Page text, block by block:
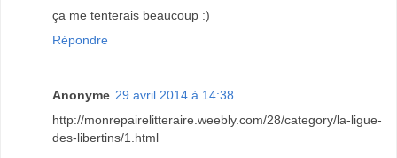
ça me tenterais beaucoup :)
Répondre
Anonyme 29 avril 2014 à 14:38
http://monrepairelitteraire.weebly.com/28/category/la-ligue-
des-libertins/1.html